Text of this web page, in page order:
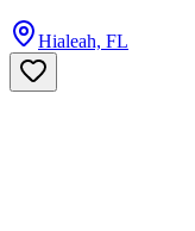
Hialeah, FL